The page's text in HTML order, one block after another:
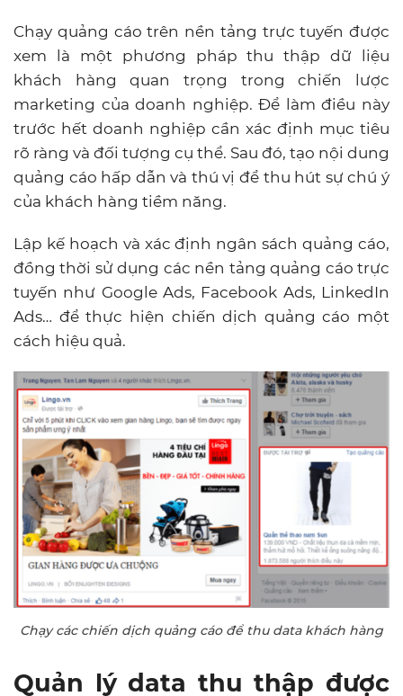
Chạy quảng cáo trên nền tảng trực tuyến được
xem là một phương pháp thu thập dữ liệu
khách hàng quan trọng trong chiến lược
marketing của doanh nghiệp. Để làm điều này
trước hết doanh nghiệp cần xác định mục tiêu
rõ ràng và đối tượng cụ thể. Sau đó, tạo nội dung
quảng cáo hấp dẫn và thú vị để thu hút sự chú ý
của khách hàng tiềm năng.
Lập kế hoạch và xác định ngân sách quảng cáo,
đồng thời sử dụng các nền tảng quảng cáo trực
tuyến như Google Ads, Facebook Ads, LinkedIn
Ads… để thực hiện chiến dịch quảng cáo một
cách hiệu quả.
Chạy các chiến dịch quảng cáo để thu data khách hàng
Quản lý data thu thập được